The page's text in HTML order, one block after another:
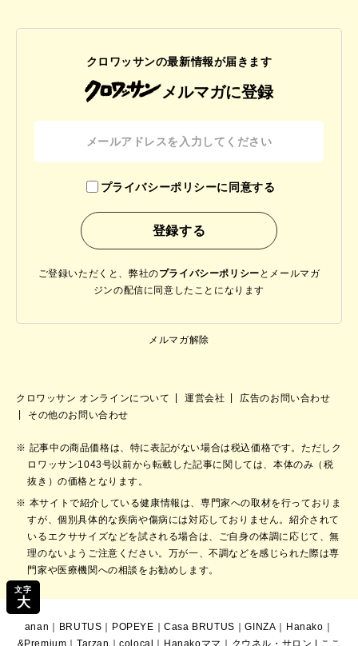
文字
大
クロワッサンの最新情報が届きます
メルマガに登録
プライバシーポリシーに同意する
ご登録いただくと、弊社のプライバシーポリシー と メールマガ
ジンの配信に同意したことになります
メルマガ解除
クロワッサン オンラインについて 運営会社
広告のお問い合わせ
その他のお問い合わせ
記事中の商品価格は、特に表記がない場合は税込価格です。ただしク
ロワッサン1043号以前から転載した記事に関しては、本体のみ（税
抜き）の価格となります。
本サイトで紹介している健康情報は、専門家への取材を行っておりま
すが、個別具体的な疾病や傷病には対応しておりません。紹介されて
いるエクササイズなどを試される場合は、ご自身の体調に応じて、無
理のないようご注意ください。万が一、不調などを感じられた際は専
門家や医療機関への相談をお勧めします。
anan ｜ BRUTUS ｜ POPEYE ｜Casa BRUTUS ｜GINZA ｜ Hanako ｜
&Premium ｜Tarzan ｜colocal ｜ Hanakoママ ｜ クウネル・サロン | ここ